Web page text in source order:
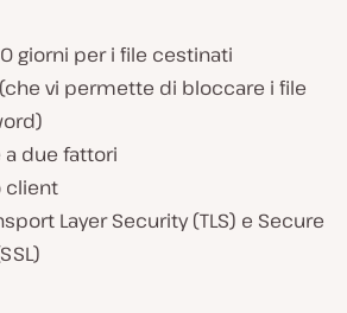
giorni per i file cestinati
vi permette di bloccare i file
due fattori
client
Layer Security (TLS) e Secure